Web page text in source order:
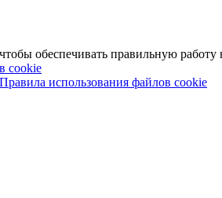
обеспечивать правильную работу
cookie
Правила использования файлов cookie